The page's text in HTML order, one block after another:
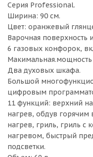
Серия Professional.
Ширина: 90 см.
Цвет: оранжевый
Варочная поверхность
6 газовых конфорок,
Два духовых шкафа.
Большой
цифровым
11 функций: верхний
нагрев, обдув
нагрев, гриль, гриль с
нагревом, быстрый
подсветки.